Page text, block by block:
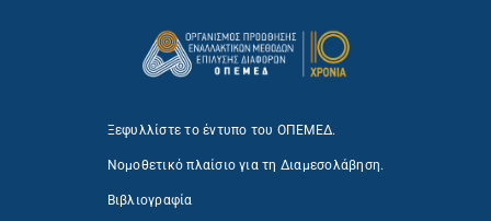
Ξεφυλλίστε το έντυπο του ΟΠΕΜΕΔ.
Νομοθετικό πλαίσιο για τη Διαμεσολάβηση.
Βιβλιογραφία